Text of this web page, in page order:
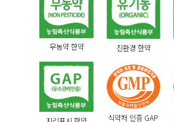
무농약 한약 친환경 한약
식약처 인증 GAP